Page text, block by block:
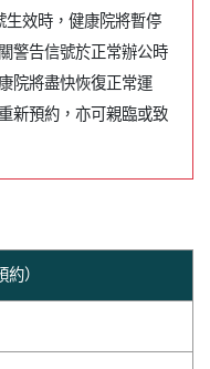
生效時，健康院將暫停
警告信號於正常辦公時
院將盡快恢復正常運
新預約，亦可親臨或致
）